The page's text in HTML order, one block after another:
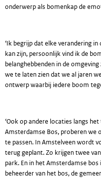
onderwerp als bomenkap de
‘Ik begrijp dat elke verandering
kan zijn, persoonlijk vind ik de
belanghebbenden in de
we te laten zien dat we al jaren
ontwerp waarbij iedere boom
‘Ook op andere locaties langs
Amsterdamse Bos, proberen we
te passen. In Amstelveen wordt
terug geplant. Zo krijgen twee
park. En in het Amsterdamse
beheerder van het bos, de